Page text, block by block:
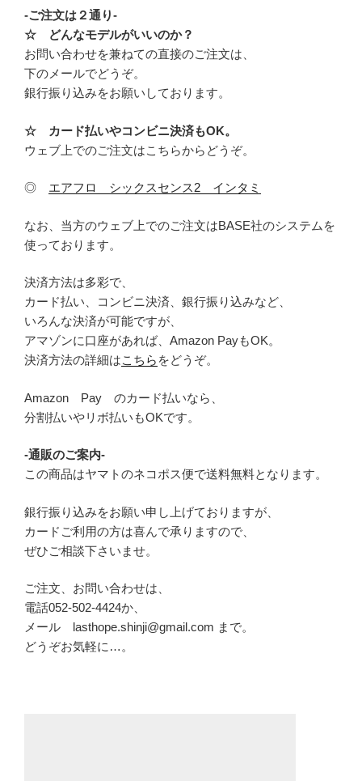
-ご注文は２通り-
☆ どんなモデルがいいのか？
お問い合わせを兼ねての直接のご注文は、
下のメールでどうぞ。
銀行振り込みをお願いしております。
☆ カード払いやコンビニ決済もOK。
ウェブ上でのご注文はこちらからどうぞ。
◎ エアフロ シックスセンス2 インタミ
なお、当方のウェブ上でのご注文はBASE社のシステムを
使っております。
決済方法は多彩で、
カード払い、コンビニ決済、銀行振り込みなど、
いろんな決済が可能ですが、
アマゾンに口座があれば、Amazon PayもOK。
決済方法の詳細はこちら をどうぞ。
Amazon Pay のカード払いなら、
分割払いやリボ払いもOKです。
-通販のご案内-
この商品はヤマトのネコポス便で送料無料となります。
銀行振り込みをお願い申し上げておりますが、
カードご利用の方は喜んで承りますので、
ぜひご相談下さいませ。
ご注文、お問い合わせは、
電話052-502-4424か、
メール lasthope.shinji@gmail.com まで。
どうぞお気軽に…。